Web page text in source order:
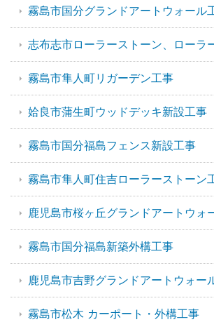
霧島市国分グランドアートウォール
志布志市ローラーストーン、ローラ
霧島市隼人町リガーデン工事
姶良市蒲生町ウッドデッキ新設工事
霧島市国分福島フェンス新設工事
霧島市隼人町住吉ローラーストーン
鹿児島市桜ヶ丘グランドアートウォ
霧島市国分福島新築外構工事
鹿児島市吉野グランドアートウォー
霧島市松木 カーポート・外構工事